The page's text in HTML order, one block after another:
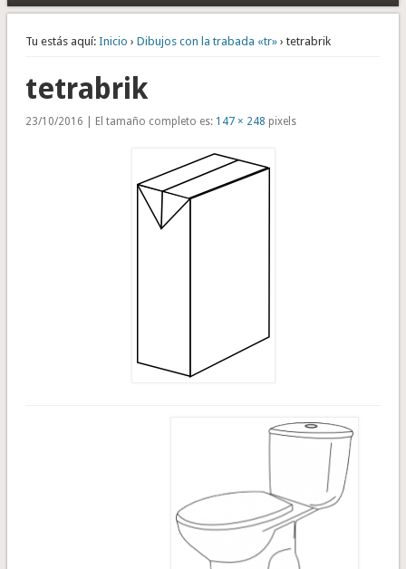
Tu estás aquí: Inicio › Dibujos con la trabada «tr»› tetrabrik
tetrabrik
23/10/2016 | El tamaño completo es: 147 × 248 pixels